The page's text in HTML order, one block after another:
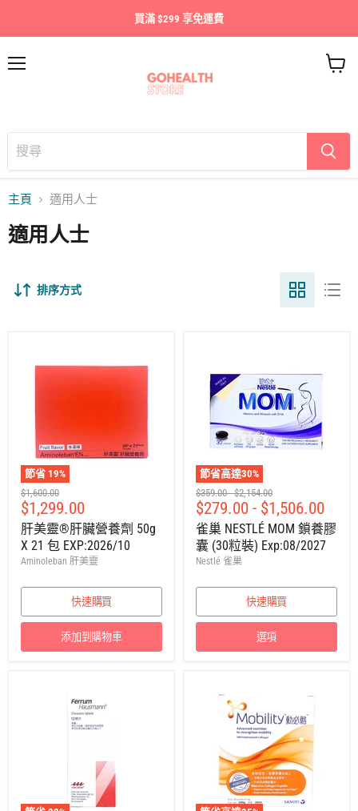
買滿 $299 享免運費
車
主頁 適用人士
適用人士
排序方式
節省 19%
建
議
零
售
價
$1,600.00
售
價
$1,299.00
肝美靈®肝臟營養劑 50g
X 21 包 EXP:2026/10
Aminoleban 肝美靈
快速購買
添加到購物車
節省高達30%
建
議
零
售
價
$359.00 -建
議
售
價
$2,154.00
$279.00 - $1,506.00
雀巢 NESTLÉ MOM 鎖養膠
囊 (30粒裝) Exp:08/2027
Nestlé 雀巢
快速購買
選項